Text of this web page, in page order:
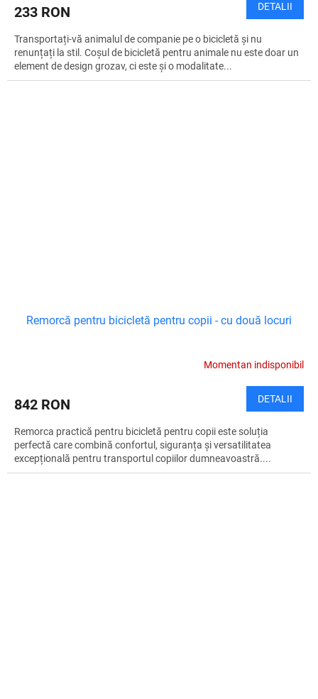
233 RON DETALII
Transportați-vă animalul de companie pe o bicicletă și nu
renunțați la stil. Coșul de bicicletă pentru animale nu este doar un
element de design grozav, ci este și o modalitate...
Remorcă pentru bicicletă pentru copii - cu două locuri
Momentan indisponibil
842 RON DETALII
Remorca practică pentru bicicletă pentru copii este soluția
perfectă care combină confortul, siguranța și versatilitatea
excepțională pentru transportul copiilor dumneavoastră....